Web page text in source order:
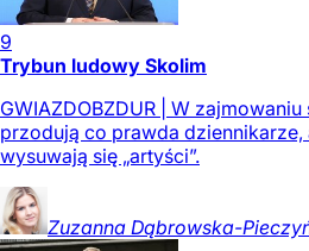
9
Trybun ludowy Skolim
GWIAZDOBZDUR | W
przodują co prawda dziennikarze,
wysuwają się „artyści”.
Zuzanna Dąbrowska-